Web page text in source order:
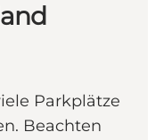
Parkplätze
Beachten